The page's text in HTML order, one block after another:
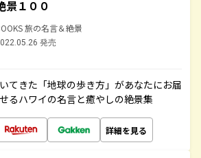
景１００
旅の名言＆絶景
発売
てきた「地球の歩き方」があなたにお届
るハワイの名言と癒やしの絶景集
詳細を見る